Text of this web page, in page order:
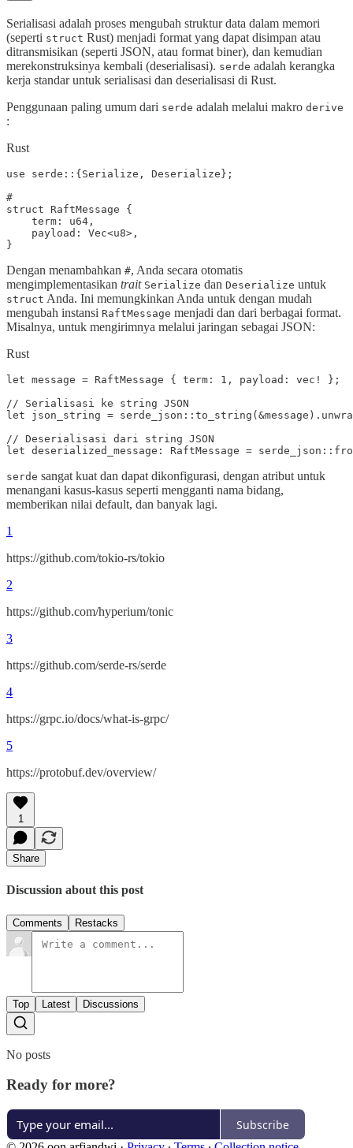
Serialisasi adalah proses mengubah struktur data dalam memori
(seperti struct Rust) menjadi format yang dapat disimpan atau
ditransmisikan (seperti JSON, atau format biner), dan kemudian
merekonstruksinya kembali (deserialisasi). serde adalah kerangka
kerja standar untuk serialisasi dan deserialisasi di Rust.
Penggunaan paling umum dari serde adalah melalui makro derive
:
Rust
use serde::{Serialize, Deserialize};
#
struct RaftMessage {
    term: u64,
    payload: Vec<u8>,
Dengan menambahkan #, Anda secara otomatis
mengimplementasikan trait Serialize dan Deserialize untuk
struct Anda. Ini memungkinkan Anda untuk dengan mudah
mengubah instansi RaftMessage menjadi dan dari berbagai format.
Misalnya, untuk mengirimnya melalui jaringan sebagai JSON:
Rust
let message = RaftMessage { term: 1, payload: vec! };
// Serialisasi ke string JSON
let json_string =
// Deserialisasi dari string JSON
serde sangat kuat dan dapat dikonfigurasi, dengan atribut untuk
menangani kasus-kasus seperti mengganti nama bidang,
memberikan nilai default, dan banyak lagi.
1
https://github.com/tokio-rs/tokio
2
https://github.com/hyperium/tonic
3
https://github.com/serde-rs/serde
4
https://grpc.io/docs/what-is-grpc/
5
https://protobuf.dev/overview/
1
Share
Discussion about this post
Comments Restacks
Top Latest Discussions
No posts
Ready for more?
Subscribe